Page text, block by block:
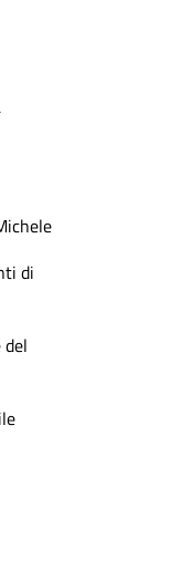
di